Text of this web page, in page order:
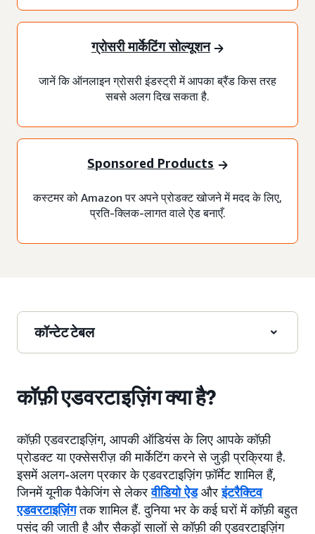
ग्रोसरी मार्केटिंग सोल्यूशन
जानें कि ऑनलाइन ग्रोसरी इंडस्ट्री में आपका ब्रैंड किस तरह
सबसे अलग दिख सकता है.
Sponsored Products
कस्टमर को Amazon पर अपने प्रोडक्ट खोजने में मदद के लिए,
प्रति-क्लिक-लागत वाले ऐड बनाएँ.
कॉन्टेट टेबल
कॉफ़ी एडवरटाइज़िंग क्या है?
कॉफ़ी एडवरटाइज़िंग, आपकी ऑडियंस के लिए आपके कॉफ़ी
प्रोडक्ट या एक्सेसरीज़ की मार्केटिंग करने से जुड़ी प्रक्रिया है.
इसमें अलग-अलग प्रकार के एडवरटाइज़िंग फ़ॉर्मेट शामिल हैं,
जिनमें यूनीक पैकेजिंग से लेकरवीडियो ऐडऔरइंटरैक्टिव
एडवरटाइज़िंगतक शामिल हैं. दुनिया भर के कई घरों में कॉफ़ी बहुत
पसंद की जाती है और सैकड़ों सालों से कॉफ़ी की एडवरटाइज़िंग